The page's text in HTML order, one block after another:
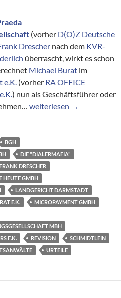
(vorher D(O)Z Deutsche
Drescher nach dem KVR-
überrascht, wirkt es schon
Michael Burat im
e.K. (vorher RA OFFICE
) nun als Geschäftsführer oder
Eine insolvente „Beute-
weiterlesen →
BGH
DIE "DIALERMAFIA"
FRANK DRESCHER
HEUTE GMBH
LANDGERICHT DARMSTADT
E.K.
MICROPAYMENT GMBH
MBH
E.K.
REVISION
SCHMIDTLEIN
URTEILE